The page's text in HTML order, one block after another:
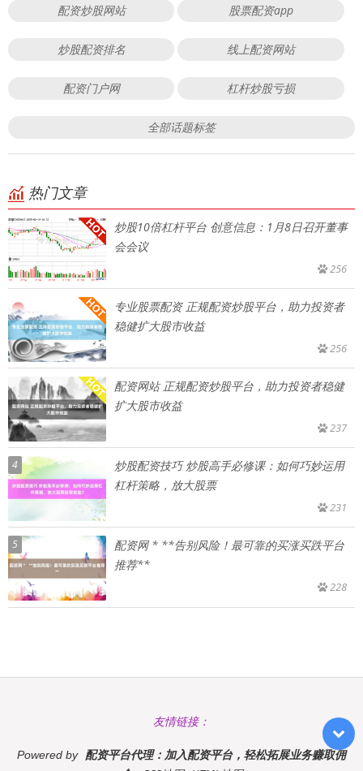
配资炒股网站 股票配资app
炒股配资排名 线上配资网站
配资门户网 杠杆炒股亏损
全部话题标签
热门文章
炒股10倍杠杆平台 创意信息：1月8日召开董事
会会议
256
专业股票配资 正规配资炒股平台，助力投资者
稳健扩大股市收益
256
配资网站 正规配资炒股平台，助力投资者稳健
扩大股市收益
237
4
炒股配资技巧 炒股高手必修课：如何巧妙运用
杠杆策略，放大股票
231
5
配资网 * **告别风险！最可靠的买涨买跌平台
推荐**
228
友情链接：
Powered by 配资平台代理：加入配资平台，轻松拓展业务赚取佣